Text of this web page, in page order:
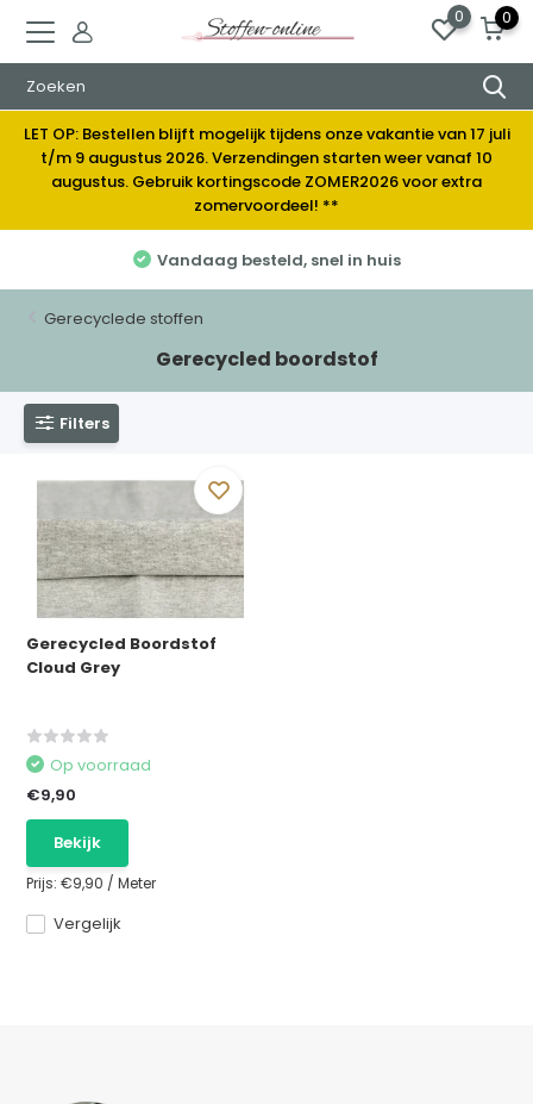
0 0
LET OP: Bestellen blijft mogelijk tijdens onze vakantie van 17 juli
t/m 9 augustus 2026. Verzendingen starten weer vanaf 10
augustus. Gebruik kortingscode ZOMER2026 voor extra
zomervoordeel! **
Vandaag besteld, snel in huis
Gerecyclede stoffen
Gerecycled boordstof
Filters
Gerecycled Boordstof
Cloud Grey
Vergelijk
Op voorraad
€9,90
Bekijk
Prijs:€9,90 /Meter